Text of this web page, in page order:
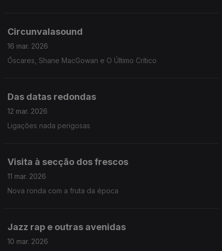
Circunvalasound
16 mar. 2026
Óscares, Shane MacGowan e O Último Crítico
Das datas redondas
12 mar. 2026
Ligações nada perigosas
Visita à secção dos frescos
11 mar. 2026
Nova ronda com a fruta da época
Jazz rap e outras avenidas
10 mar. 2026